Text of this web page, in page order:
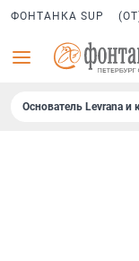
ФОНТАНКА SUP
Основатель Levrana и